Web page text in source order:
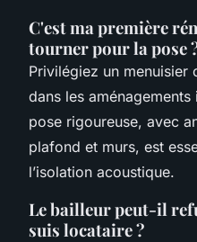
C'est ma première
tourner pour la pose
Privilégiez un menuisier
dans les
pose rigoureuse, avec
plafond et murs, est
l’isolation acoustique.
Le bailleur peut-il
suis locataire ?